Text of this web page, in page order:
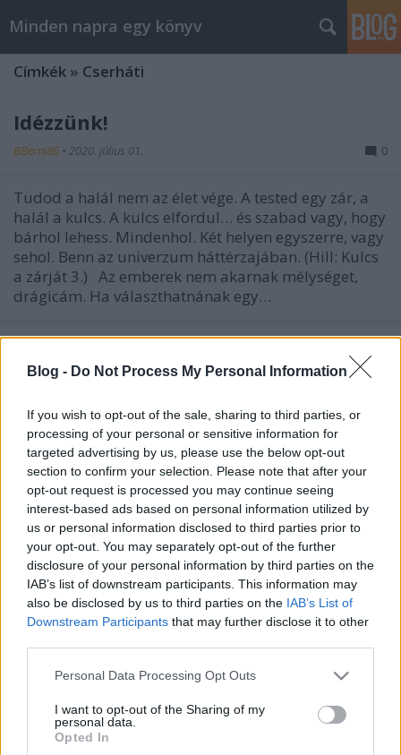
Blog - Do Not Process My Personal Information
If you wish to opt-out of the sale, sharing to third parties, or
processing of your personal or sensitive information for
targeted advertising by us, please use the below opt-out
section to confirm your selection. Please note that after your
opt-out request is processed you may continue seeing
interest-based ads based on personal information utilized by
us or personal information disclosed to third parties prior to
your opt-out. You may separately opt-out of the further
disclosure of your personal information by third parties on the
IAB’s list of downstream participants. This information may
also be disclosed by us to third parties on the IAB’s List of
Downstream Participants that may further disclose it to other
Please note that this website/app uses one or more Google
not limited to your visit or usage behaviour. You may click to
grant or deny consent to Google and its third-party tags to
use your data for below specified purposes in below Google
Personal Data Processing Opt Outs
I want to opt-out of the Sharing of my
personal data.
Opted In
Minden napra egy könyv
Címkék » Cserháti
Idézzünk!
BBerni86 • 2020. július 01. 0
Tudod a halál nem az élet vége. A tested egy zár, a
halál a kulcs. A kulcs elfordul… és szabad vagy, hogy
bárhol lehess. Mindenhol. Két helyen egyszerre, vagy
sehol. Benn az univerzum háttérzajában. (Hill: Kulcs
a zárját 3.) Az emberek nem akarnak mélységet,
drágicám. Ha választhatnának egy…
5 regény, amit el kell olvasnod
Történelmi krimik
5: Cserháti: A Sellő titka – az alap a jelenben játszódó
krimi, melyben egy újonnan felállított életvédelmi